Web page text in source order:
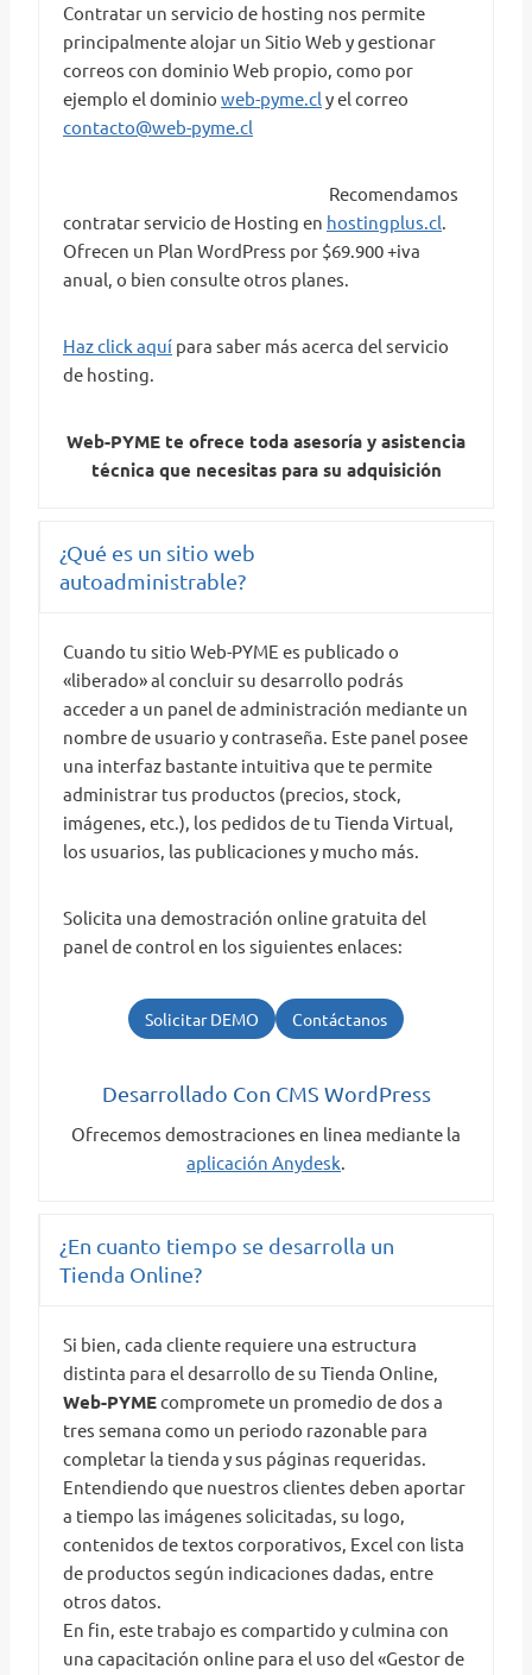
Contratar un servicio de hosting nos permite
principalmente alojar un Sitio Web y gestionar
correos con dominio Web propio, como por
ejemplo el dominio web-pyme.cl y el correo
contacto@web-pyme.cl
Recomendamos
contratar servicio de Hosting en hostingplus.cl.
Ofrecen un Plan WordPress por $69.900 +iva
anual, o bien consulte otros planes.
Haz click aquí para saber más acerca del servicio
de hosting.
Web-PYME te ofrece toda asesoría y asistencia
técnica que necesitaspara su adquisición
¿Qué es un sitio web
autoadministrable?
Cuando tu sitio Web-PYME es publicado o
«liberado» al concluir su desarrollo podrás
acceder a un panel de administración mediante un
nombre de usuario y contraseña. Este panel posee
una interfaz bastante intuitiva que te permite
administrar tus productos (precios, stock,
imágenes, etc.), los pedidos de tu Tienda Virtual,
los usuarios, las publicaciones y mucho más.
Solicita una demostración online gratuita del
panel de control en los siguientes enlaces:
Solicitar DEMO Contáctanos
Desarrollado Con CMS WordPress
Ofrecemos demostraciones en linea mediante la
aplicación Anydesk
¿En cuanto tiempo se desarrolla un
Tienda Online?
Si bien, cada cliente requiere una estructura
distinta para el desarrollo de su Tienda Online,
Web-PYMEcompromete un promedio de dos a
tres semana como un periodo razonable para
completar la tienda y sus páginas requeridas.
Entendiendo que nuestros clientes deben aportar
a tiempo las imágenes solicitadas, su logo,
contenidos de textos corporativos, Excel con lista
de productos según indicaciones dadas, entre
otros datos.
En fin, este trabajo es compartido y culmina con
una capacitación online para el uso del «Gestor de